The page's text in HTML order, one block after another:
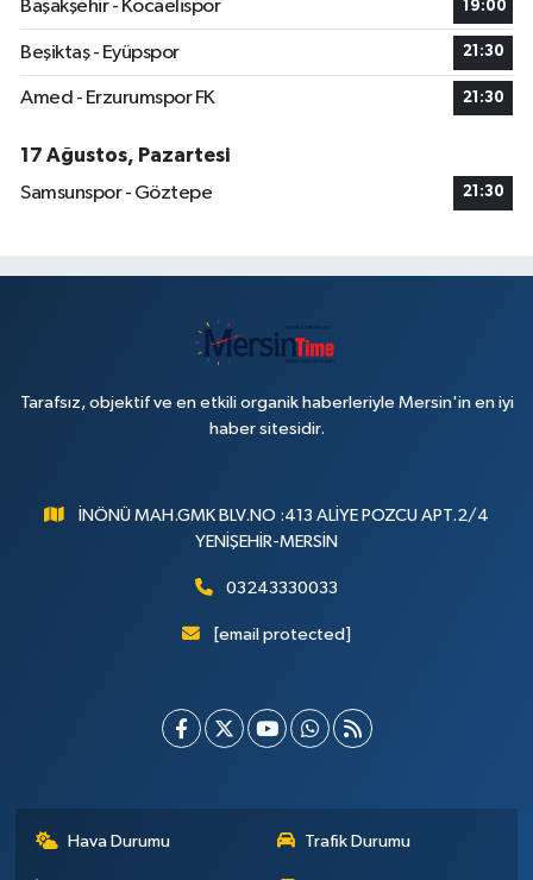
Başakşehir - Kocaelispor
19:00
Beşiktaş - Eyüpspor 21:30
Amed - Erzurumspor FK 21:30
17 Ağustos, Pazartesi
Samsunspor - Göztepe
21:30
Tarafsız, objektif ve en etkili organik haberleriyle Mersin'in en iyi
haber sitesidir.
İNÖNÜ MAH.GMK BLV.NO :413 ALİYE POZCU APT.2/4
YENİŞEHİR-MERSİN
03243330033
[email protected]
Hava Durumu Trafik Durumu